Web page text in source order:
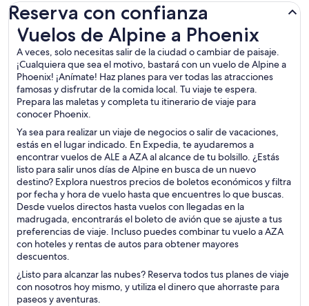
Reserva con confianza
Vuelos de Alpine a Phoenix
A veces, solo necesitas salir de la ciudad o cambiar de paisaje.
¡Cualquiera que sea el motivo, bastará con un vuelo de Alpine a
Phoenix! ¡Anímate! Haz planes para ver todas las atracciones
famosas y disfrutar de la comida local. Tu viaje te espera.
Prepara las maletas y completa tu itinerario de viaje para
conocer Phoenix.
Ya sea para realizar un viaje de negocios o salir de vacaciones,
estás en el lugar indicado. En Expedia, te ayudaremos a
encontrar vuelos de ALE a AZA al alcance de tu bolsillo. ¿Estás
listo para salir unos días de Alpine en busca de un nuevo
destino? Explora nuestros precios de boletos económicos y filtra
por fecha y hora de vuelo hasta que encuentres lo que buscas.
Desde vuelos directos hasta vuelos con llegadas en la
madrugada, encontrarás el boleto de avión que se ajuste a tus
preferencias de viaje. Incluso puedes combinar tu vuelo a AZA
con hoteles y rentas de autos para obtener mayores
descuentos.
¿Listo para alcanzar las nubes? Reserva todos tus planes de viaje
con nosotros hoy mismo, y utiliza el dinero que ahorraste para
paseos y aventuras.
Vuelos de Alpine a Phoenix